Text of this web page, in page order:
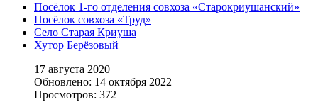
Посёлок 1-го отделения совхоза «Старокриушанский»
Посёлок совхоза «Труд»
Село Старая Криуша
Хутор Берёзовый
17 августа 2020
Обновлено: 14 октября 2022
Просмотров: 372